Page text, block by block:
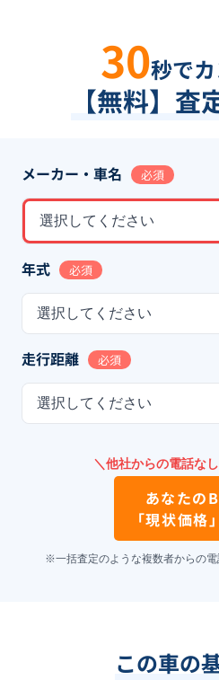
30秒でカ
【無料】査
メーカー・車名 必須
選択してください
年式 必須
選択してください
走行距離 必須
選択してください
＼他社からの電話な
あなたの
「現状価格
※一括査定のような複数者からの
この車の